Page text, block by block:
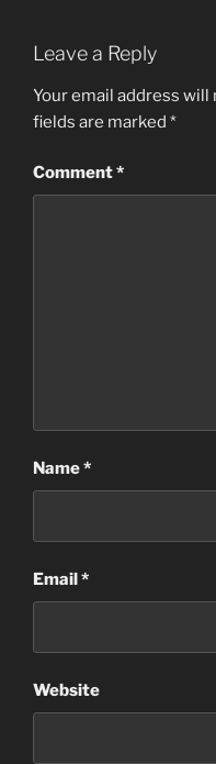
Leave a Reply
Your email address will
fields are marked *
Comment*
Name*
Email *
Website